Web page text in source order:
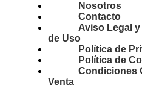
Nosotros
Contacto
Aviso Legal
de Uso
Política de
Política de
Condiciones
Venta